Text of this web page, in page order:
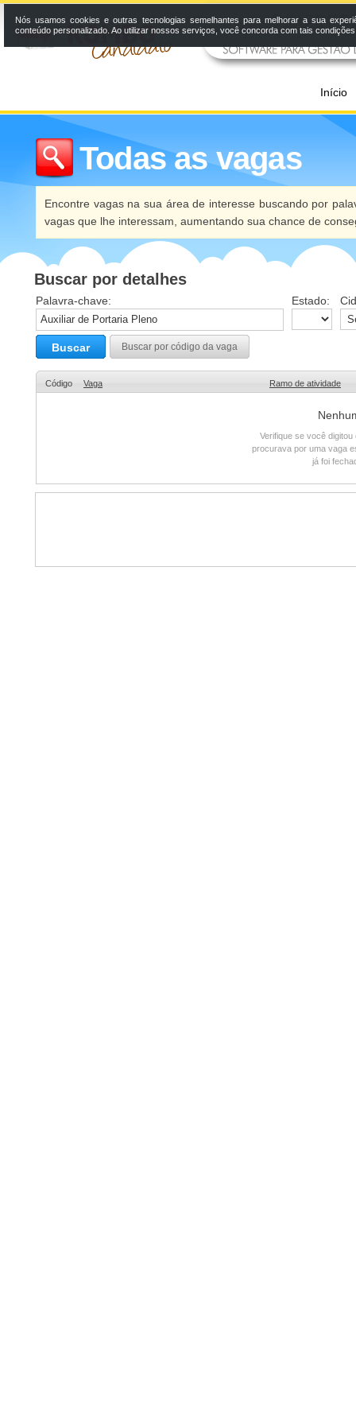
Início
Todas as vagas
Encontre vagas na sua área de interesse buscando por
vagas que lhe interessam, aumentando sua chance de
Buscar por detalhes
Palavra-chave: Estado:
Buscar Buscar por código da vaga
Código Vaga Ramo de atividade
Verifique se você
procurava por uma vaga
já foi
Nós usamos cookies e outras tecnologias semelhantes para melhorar a sua
conteúdo personalizado. Ao utilizar nossos serviços, você concorda com tais